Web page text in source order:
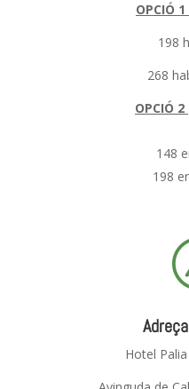
OPCIÓ 1
198
268
OPCIÓ 2
148
198
Hotel